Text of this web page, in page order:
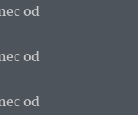
od
od
od